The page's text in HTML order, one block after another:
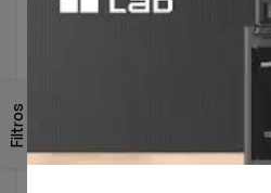
Filtros